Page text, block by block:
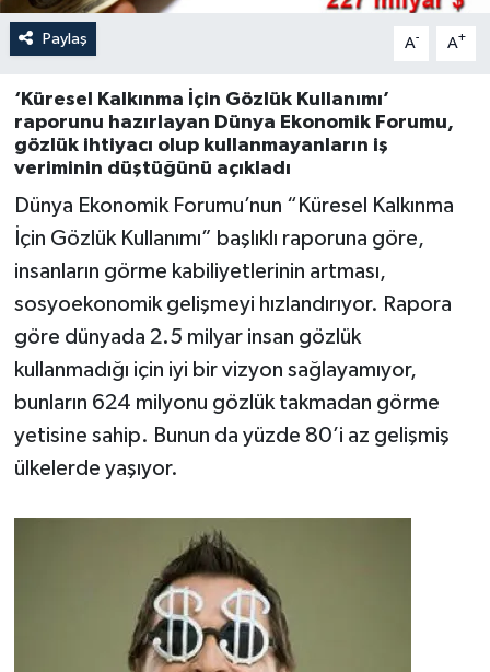
Paylaş A- A+
‘Küresel Kalkınma İçin Gözlük Kullanımı’
raporunu hazırlayan Dünya Ekonomik Forumu,
gözlük ihtiyacı olup kullanmayanların iş
veriminin düştüğünü açıkladı
Dünya Ekonomik Forumu’nun “Küresel Kalkınma
İçin Gözlük Kullanımı” başlıklı raporuna göre,
insanların görme kabiliyetlerinin artması,
sosyoekonomik gelişmeyi hızlandırıyor. Rapora
göre dünyada 2.5 milyar insan gözlük
kullanmadığı için iyi bir vizyon sağlayamıyor,
bunların 624 milyonu gözlük takmadan görme
yetisine sahip. Bunun da yüzde 80’i az gelişmiş
ülkelerde yaşıyor.